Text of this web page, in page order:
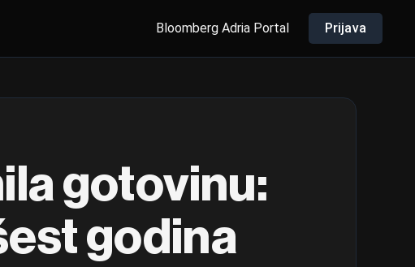
Bloomberg Adria Portal Prijava
gotovinu:
godina